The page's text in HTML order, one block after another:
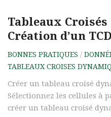
Tableaux
Création d’un TCD
BONNES PRATIQUES /
TABLEAUX CROISES
Créer un tableau croisé
Sélectionnez les cellules à
créer un tableau croisé